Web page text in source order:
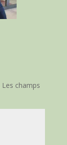
Les champs